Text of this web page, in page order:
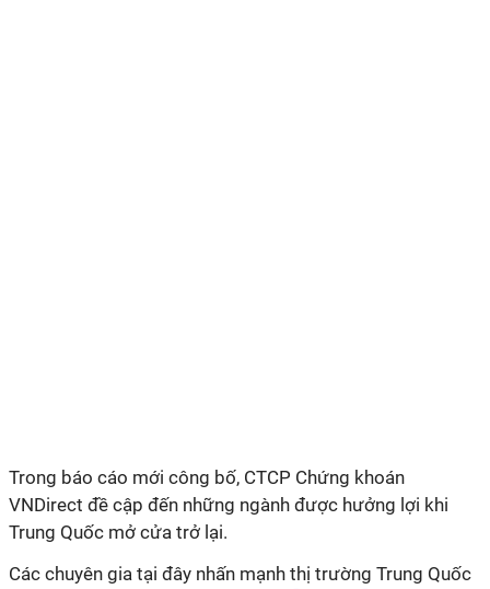
Trong báo cáo mới công bố, CTCP Chứng khoán
VNDirect đề cập đến những ngành được hưởng lợi khi
Trung Quốc mở cửa trở lại.
Các chuyên gia tại đây nhấn mạnh thị trường Trung Quốc